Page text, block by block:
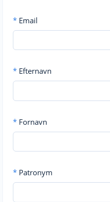
* Email
* Efternavn
* Fornavn
* Patronym